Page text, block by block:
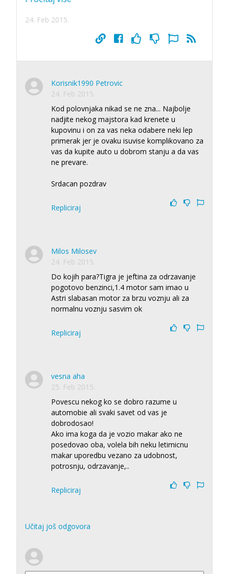
24. Feb 2015.
Korisnik1990 Petrovic
24. Feb 2015.
Kod polovnjaka nikad se ne zna... Najbolje
nadjite nekog majstora kad krenete u
kupovinu i on za vas neka odabere neki lep
primerak jer je ovaku isuvise komplikovano za
vas da kupite auto u dobrom stanju a da vas
ne prevare.
Srdacan pozdrav
Repliciraj
Milos Milosev
24. Feb 2015.
Do kojih para?Tigra je jeftina za odrzavanje
pogotovo benzinci,1.4 motor sam imao u
Astri slabasan motor za brzu voznju ali za
normalnu voznju sasvim ok
Repliciraj
vesna aha
25. Feb 2015.
Povescu nekog ko se dobro razume u
automobie ali svaki savet od vas je
dobrodosao!
Ako ima koga da je vozio makar ako ne
posedovao oba, volela bih neku letimicnu
makar uporedbu vezano za udobnost,
potrosnju, odrzavanje,..
Repliciraj
Učitaj još odgovora